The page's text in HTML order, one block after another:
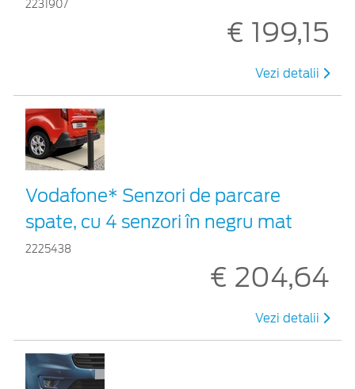
2231907
€ 199,15
Vezi detalii
Vodafone* Senzori de parcare
spate, cu 4 senzori în negru mat
2225438
€ 204,64
Vezi detalii